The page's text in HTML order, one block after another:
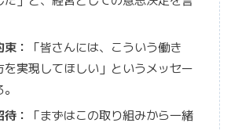
：
「皆さんには、こういう働き
を実現してほしい」というメッセー
：
「まずはこの取り組みから一緒